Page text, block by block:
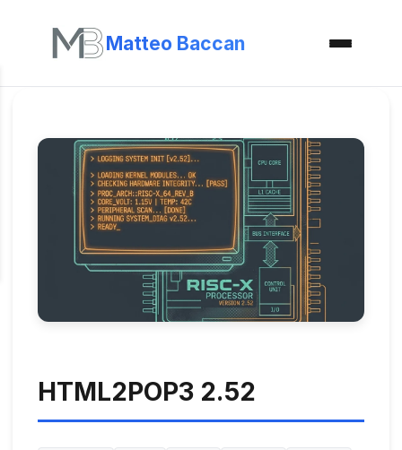
Matteo Baccan
HTML2POP3 2.52